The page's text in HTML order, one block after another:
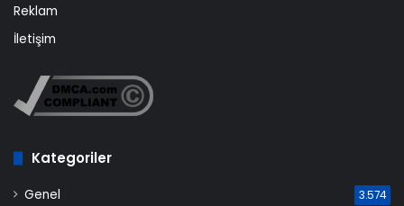
Reklam
İletişim
Kategoriler
Genel 3.574